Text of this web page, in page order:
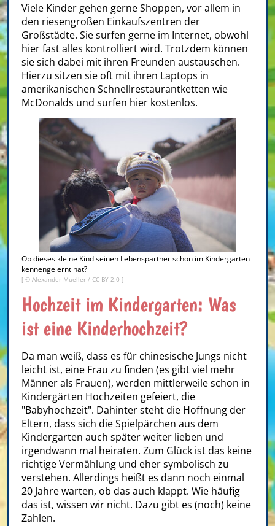
Viele Kinder gehen gerne Shoppen, vor allem in
den riesengroßen Einkaufszentren der
Großstädte. Sie surfen gerne im Internet, obwohl
hier fast alles kontrolliert wird. Trotzdem können
sie sich dabei mit ihren Freunden austauschen.
Hierzu sitzen sie oft mit ihren Laptops in
amerikanischen Schnellrestaurantketten wie
McDonalds und surfen hier kostenlos.
Ob dieses kleine Kind seinen Lebenspartner schon im Kindergarten
kennengelernt hat?
[ © Alexander Mueller / CC BY 2.0 ]
Hochzeit im Kindergarten: Was
ist eine Kinderhochzeit?
Da man weiß, dass es für chinesische Jungs nicht
leicht ist, eine Frau zu finden (es gibt viel mehr
Männer als Frauen), werden mittlerweile schon in
Kindergärten Hochzeiten gefeiert, die
"Babyhochzeit". Dahinter steht die Hoffnung der
Eltern, dass sich die Spielpärchen aus dem
Kindergarten auch später weiter lieben und
irgendwann mal heiraten. Zum Glück ist das keine
richtige Vermählung und eher symbolisch zu
verstehen. Allerdings heißt es dann noch einmal
20 Jahre warten, ob das auch klappt. Wie häufig
das ist, wissen wir nicht. Dazu gibt es (noch) keine
Zahlen.